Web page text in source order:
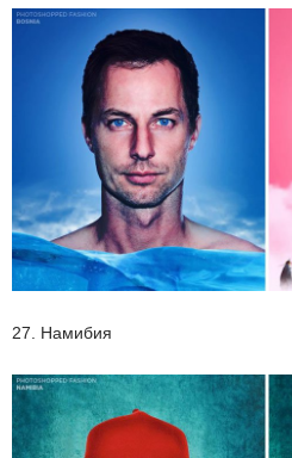
27. Намибия